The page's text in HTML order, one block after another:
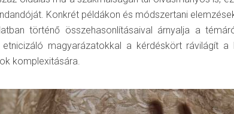
Konkrét példákon és módszertani
történő összehasonlításaival árnyalja a
etnicizáló magyarázatokkal a kérdéskört rávilágít a
komplexitására.